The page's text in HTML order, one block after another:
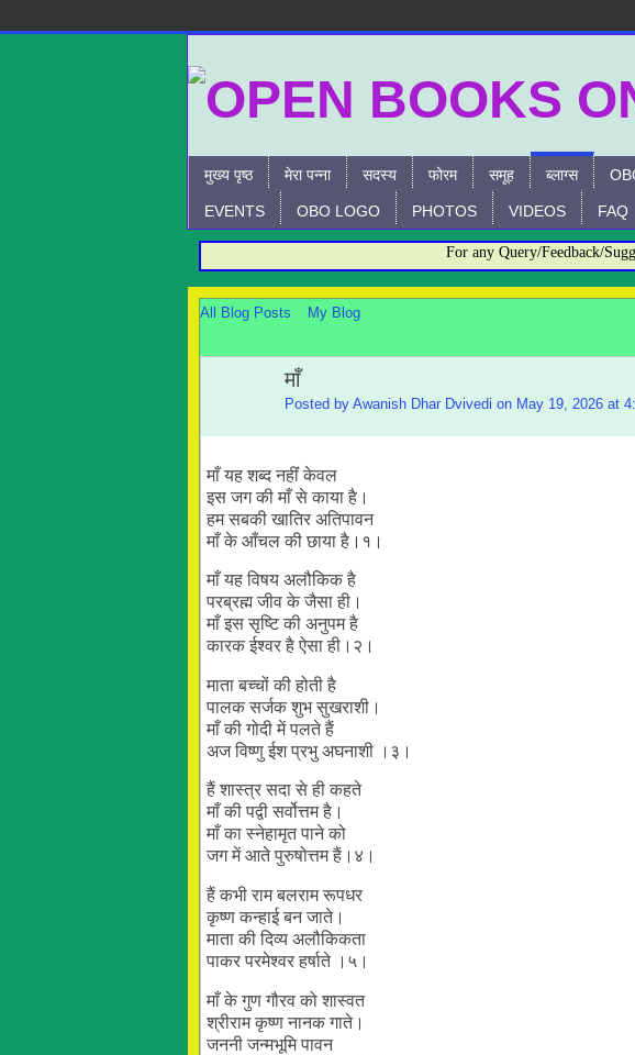
मुख्य पृष्ठ मेरा पन्ना सदस्य फोरम समूह ब्लाग्स
EVENTS OBO LOGO PHOTOS VIDEOS FAQ
For any Query/Feedback/
All Blog Posts My Blog
माँ
Posted by Awanish Dhar Dvivedi on May 19, 2026 at
माँ यह शब्द नहींं केवल
इस जग की माँ से काया है।
हम सबकी खातिर अतिपावन
माँ के आँचल की छाया है।१।
माँ यह विषय अलौकिक है
परब्रह्म जीव के जैसा ही।
माँ इस सृष्टि की अनुपम है
कारक ईश्वर है ऐसा ही।२।
माता बच्चों की होती है
पालक सर्जक शुभ सुखराशी।
माँ की गोदी में पलते हैं
अज विष्णु ईश प्रभु अघनाशी ।३।
हैं शास्त्र सदा से ही कहते
माँ की पद्वी सर्वोत्तम है।
माँ का स्नेहामृत पाने को
जग में आते पुरुषोत्तम हैं।४।
हैं कभी राम बलराम रूपधर
कृष्ण कन्हाई बन जाते।
माता की दिव्य अलौकिकता
पाकर परमेश्वर हर्षाते ।५।
माँ के गुण गौरव को शास्वत
श्रीराम कृष्ण नानक गाते।
जननी जन्मभूमि पावन